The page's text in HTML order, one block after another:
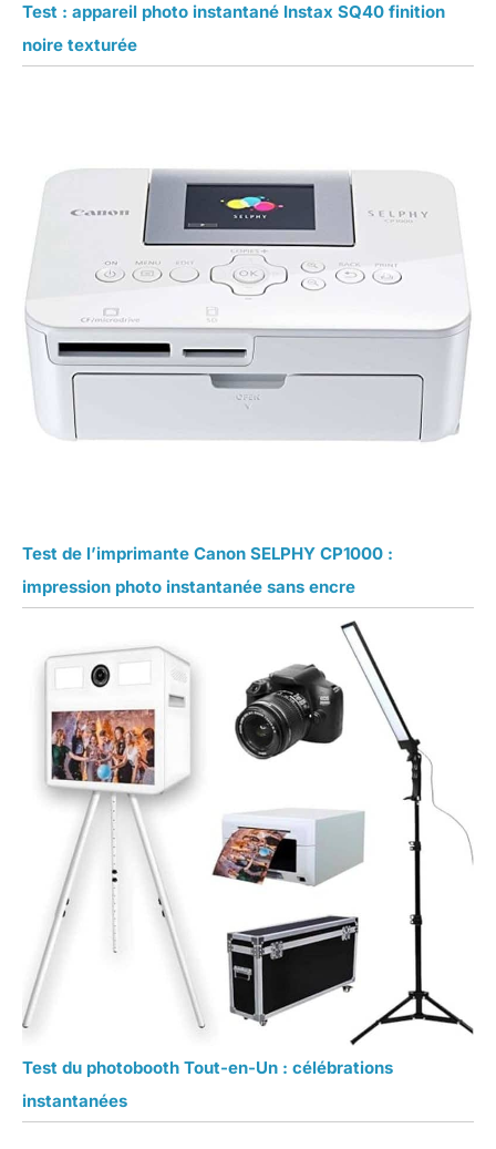
Test : appareil photo instantané Instax SQ40 finition
noire texturée
Test de l’imprimante Canon SELPHY CP1000 :
impression photo instantanée sans encre
Test du photobooth Tout-en-Un : célébrations
instantanées